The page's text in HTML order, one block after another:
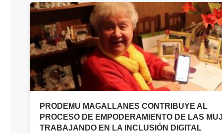
PRODEMU MAGALLANES CONTRIBUYE AL
PROCESO DE EMPODERAMIENTO DE LAS
TRABAJANDO EN LA INCLUSIÓN DIGITAL